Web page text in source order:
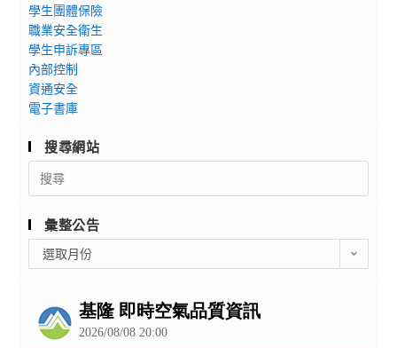
學生團體保險
職業安全衛生
學生申訴專區
內部控制
資通安全
電子書庫
搜尋網站
Search
for:
彙整公告
整
選取月份